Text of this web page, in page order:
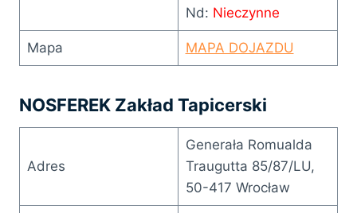
Nd: Nieczynne
Mapa MAPA DOJAZDU
NOSFEREK Zakład Tapicerski
Adres
Generała Romualda
Traugutta 85/87/LU,
50-417 Wrocław